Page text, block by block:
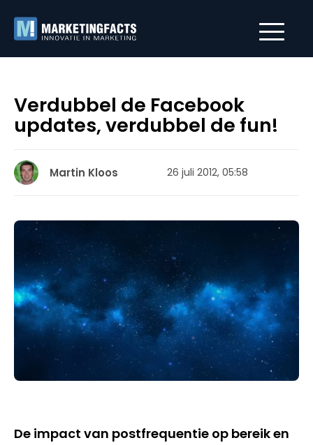
Verdubbel de Facebook
updates, verdubbel de fun!
Martin Kloos 26 juli 2012, 05:58
De impact van postfrequentie op bereik en